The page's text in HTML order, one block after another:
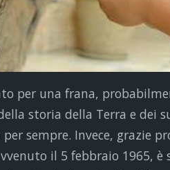
per una frana,
storia della Terra e dei
sempre. Invece, grazie
il 5 febbraio 1965, è